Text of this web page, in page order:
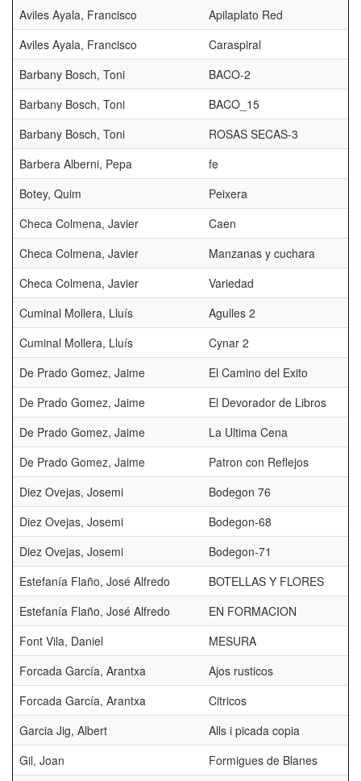
Aviles Ayala, Francisco
Apilaplato Red
Aviles Ayala, Francisco
Caraspiral
Barbany Bosch, Toni
BACO-2
Barbany Bosch, Toni
BACO_15
Barbany Bosch, Toni
ROSAS SECAS-3
Barbera Alberni, Pepa
fe
Botey, Quim
Peixera
Checa Colmena, Javier
Caen
Checa Colmena, Javier
Manzanas y cuchara
Checa Colmena, Javier
Variedad
Cuminal Mollera, Lluís
Agulles 2
Cuminal Mollera, Lluís
Cynar 2
De Prado Gomez, Jaime
El Camino del Exito
De Prado Gomez, Jaime
El Devorador de Libros
De Prado Gomez, Jaime
La Ultima Cena
De Prado Gomez, Jaime
Patron con Reflejos
Diez Ovejas, Josemi
Bodegon 76
Diez Ovejas, Josemi
Bodegon-68
Diez Ovejas, Josemi
Bodegon-71
Estefanía Flaño, José Alfredo
BOTELLAS Y FLORES
Estefanía Flaño, José Alfredo
EN FORMACION
Font Vila, Daniel
MESURA
Forcada García, Arantxa
Ajos rusticos
Forcada García, Arantxa
Citricos
Garcia Jig, Albert
Alls i picada copia
Gil, Joan
Formigues de Blanes